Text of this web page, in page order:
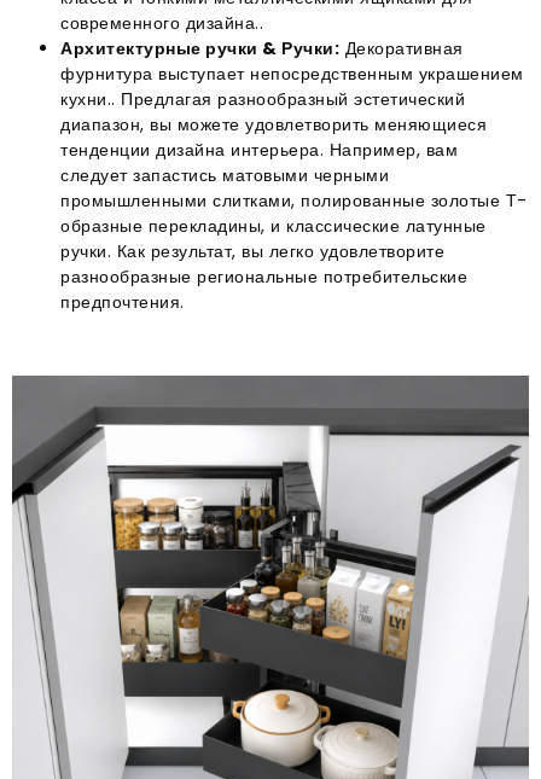
современного дизайна..
Архитектурные ручки & Ручки: Декоративная
фурнитура выступает непосредственным украшением
кухни.. Предлагая разнообразный эстетический
диапазон, вы можете удовлетворить меняющиеся
тенденции дизайна интерьера. Например, вам
следует запастись матовыми черными
промышленными слитками, полированные золотые Т-
образные перекладины, и классические латунные
ручки. Как результат, вы легко удовлетворите
разнообразные региональные потребительские
предпочтения.